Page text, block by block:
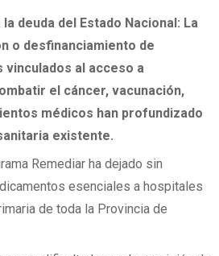
deuda del Estado Nacional: La
o desfinanciamiento de
al acceso a
el cáncer, vacunación,
médicos han profundizado
existente.
Remediar ha dejado sin
esenciales a hospitales
de toda la Provincia de